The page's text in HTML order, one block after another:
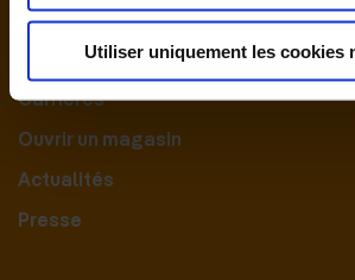
Utiliser uniquement les cookies
Le Groupement
Nos engagements
Carrières
Ouvrir un magasin
Actualités
Presse